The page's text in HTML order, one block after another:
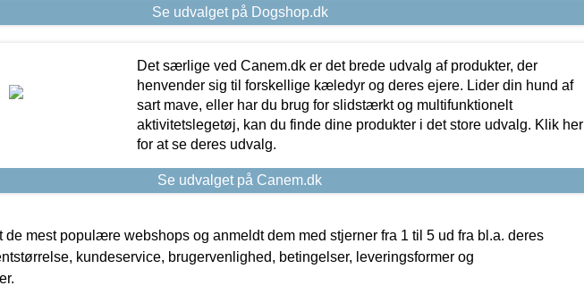
Se udvalget på Dogshop.dk
Det særlige ved Canem.dk er det brede udvalg af produkter, der
henvender sig til forskellige kæledyr og deres ejere. Lider din hund af
sart mave, eller har du brug for slidstærkt og multifunktionelt
aktivitetslegetøj, kan du finde dine produkter i det store udvalg. Klik her
for at se deres udvalg.
Se udvalget på Canem.dk
de mest populære webshops og anmeldt dem med stjerner fra 1 til 5 ud fra bl.a. deres
kundeservice, brugervenlighed, betingelser, leveringsformer og